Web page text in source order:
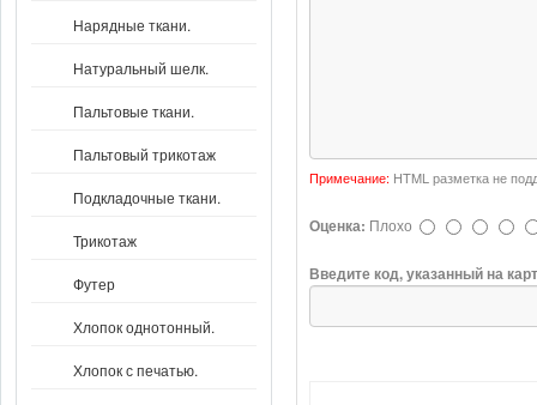
Нарядные ткани.
Натуральный шелк.
Пальтовые ткани.
Пальтовый трикотаж
Подкладочные ткани.
Трикотаж
Футер
Хлопок однотонный.
Хлопок с печатью.
Примечание: HTML разметка не
Оценка: Плохо
Введите код, указанный на